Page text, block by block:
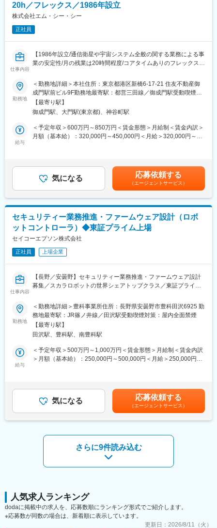
■業務詳細：
・グループ情報セキュリティ推進体制の構築・運用
ンター）の立ち上げ、運用設計
・セキュリティインシデント発生時の対応フロー整備と指揮
・IT全般統制（ITGC）およびIT業務処理統制（ITAC）の整備・運
用評価
・IT監査対応および内部統制対応
・監査法人や内部監査部門との折衝、指摘事項への改善計画立
案・実行
・IT-BCP（事業継続計画）の策定・推進
・セキュリティポリシーの策定・改定および社内教育の推進
・パブリッククラウド（AWS・GCP）の全体最適化および構築・
・グループ統合セキュリティ監視センター（SoC）の新規立ち上
げプロジェクト
・ゼロトラストセキュリティモデルへの移行推進
・グローバル拠点を含めたITガバナンスガイドラインの策定と展
開
・ランサムウェア対策強化およびバックアップリカバリ訓練の実
施
20h／フレックス／1986年設立
株式会社エム・シー・シー
正社員
仕事内容
【1986年設立/通信衛星や宇宙システム全般の関する業務による事
業の安定性/月の残業は20時間程度/コアタイムありのフレックスタ
■業務概要/募集背景：
1986年の設立以来、我が国の安全保障を支える衛星通信の利用拡
大に貢献してきました。現在、宇宙、サイバーや電磁波といった
新たな領域が安全保障に加わっています。そこで、お客様が求め
る安全保障分野における宇宙及び電磁波領域を対象とした総合的
なコンサルティング・衛星通信ソリューションを提供していきま
す。
様とする当社の情報セキュリティは、益々高めていくことが求め
られています。そこで当社の情報セキュリティの施策を理解し、
社内情報システムの設計・構築・運用・維持・監査まで幅広く担
■業務詳細：
・当社セキュリティ方針に基づく、情報システム・サービスに対
・情報システムに対する脆弱性試験・教育/訓練等の計画・実施・
報告
■組織構成：
の幅広い層のメンバーが在席しております。
室長：1名（50代）、メンバー：5名（60代1名、50代2名、40代1
名、20代1名）
ベテランの方が揃っているため、入社後は安心したサポートやフ
■当社の特徴：
り、コロナなどの外部環境の変動の影響を受けにくく、安定した
事業を行っております。
(2)貢献度の大きさ：
防衛省や自衛隊をお客様に、総合的なコンサルティングや衛星通
のサポートを通じて、高い貢献度を持つ事業を行っております。
変更の範囲：会社の定める業務
勤務地
＜勤務地詳細＞本社住所：東京都港区新橋6-17-21 住友不動産御
成門駅前ビル9F勤務地最寄駅：都営三田線／御成門駅受動喫煙対
策：屋内全面禁煙変更の範囲：会社の定める事業所
【最寄り駅】
御成門駅、大門駅(東京都)、神谷町駅
給与
＜予定年収＞600万円～850万円＜賃金形態＞月給制＜賃金内訳＞
月額（基本給）：320,000円～450,000円＜月給＞320,000円～
ます。・賞与：年2回（６月、12月）4～5ヶ月分・昇給：年1回
（4月）賃金はあくまでも目安の金額であり、選考を通じて上下す
る可能性があります。月給(月額)は固定手当を含めた表記です。
気になる 応募依頼する
（エージェントサービス）
セキュリティー業務推進・ファームウェア設計（ロボ
ットコントローラ）◆東証プライム上場
セイコーエプソン株式会社
正社員 上場企業
仕事内容
【長野／安曇野】セキュリティー業務推進・ファームウェア設計
募集／スカラロボットの世界シェアトップクラス／東証プライム
年収500万～1000万円
■職務概要：
当社のマニュファクチャリングソリューションズ事業部にて、ロ
ボットコントローラのセキュリティー業務推進及びファームウェ
ア設計をご担当いただきます。
＜業務詳細＞
・数名でチームを組んでシリーズ毎にロボット本体の制御設計を
・商品企画時の仕様検討への参加や、商品化に併せた要素開発な
どの業務もあり、決まった仕様に対する設計だけでなく、自分達
が考えた機能や性能を持ったロボットの商品化も可能です。
・フルフレックスタイム制度あり
・残業全社平均月20H程度
長期ビジョン「Epson 25 Renewed」では、売上や数値目標では
幸せ」を企業理念に掲げています。また、社会問題解決のために
製品や技術の開発、様々な企業活動を推進し、SDGs達成に貢献し
ています。特に環境問題については、2008年より「環境ビジョン
2050」を掲げ、脱炭酸や地下資源ゼロなど積極的な取組みを進め
勤務地
＜勤務地詳細＞豊科事業所住所：長野県安曇野市豊科田沢6925 勤
務地最寄駅：JR篠ノ井線／田沢駅受動喫煙対策：屋内全面禁煙
【最寄り駅】
田沢駅、豊科駅、南豊科駅
給与
＜予定年収＞500万円～1,000万円＜賃金形態＞月給制＜賃金内訳
＞月額（基本給）：250,000円～500,000円＜月給＞250,000円～
り、選考を通じて上下する可能性があります。月給(月額)は固定手
当を含めた表記です。
気になる 応募依頼する
（エージェントサービス）
さらに9件読み込む
人気求人ランキング
dodaに掲載中の求人を、応募数順にランキング形式でご紹介します。
※応募数が同数の場合は、新着順に表示しています。
更新日： 2026/8/11（火）